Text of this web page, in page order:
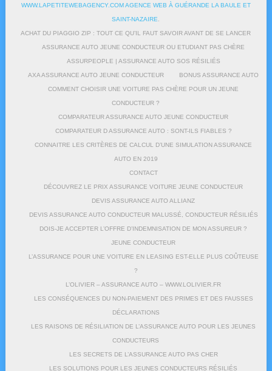
WWW.LAPETITEWEBAGENCY.COM AGENCE WEB À GUÉRANDE LA BAULE ET
SAINT-NAZAIRE
ACHAT DU PIAGGIO ZIP : TOUT CE QU’IL FAUT SAVOIR AVANT DE SE LANCER
ASSURANCE AUTO JEUNE CONDUCTEUR OU ETUDIANT PAS CHÈRE
ASSURPEOPLE | ASSURANCE AUTO SOS RÉSILIÉS
AXA ASSURANCE AUTO JEUNE CONDUCTEUR BONUS ASSURANCE AUTO
COMMENT CHOISIR UNE VOITURE PAS CHÈRE POUR UN JEUNE
CONDUCTEUR ?
COMPARATEUR ASSURANCE AUTO JEUNE CONDUCTEUR
COMPARATEUR D ASSURANCE AUTO : SONT-ILS FIABLES ?
CONNAITRE LES CRITÈRES DE CALCUL D’UNE SIMULATION ASSURANCE
AUTO EN 2019
CONTACT
DÉCOUVREZ LE PRIX ASSURANCE VOITURE JEUNE CONDUCTEUR
DEVIS ASSURANCE AUTO ALLIANZ
DEVIS ASSURANCE AUTO CONDUCTEUR MALUSSÉ, CONDUCTEUR RÉSILIÉS
DOIS-JE ACCEPTER L’OFFRE D’INDEMNISATION DE MON ASSUREUR ?
JEUNE CONDUCTEUR
L’ASSURANCE POUR UNE VOITURE EN LEASING EST-ELLE PLUS COÛTEUSE
?
L’OLIVIER – ASSURANCE AUTO – WWW.LOLIVIER.FR
LES CONSÉQUENCES DU NON-PAIEMENT DES PRIMES ET DES FAUSSES
DÉCLARATIONS
LES RAISONS DE RÉSILIATION DE L’ASSURANCE AUTO POUR LES JEUNES
CONDUCTEURS
LES SECRETS DE L’ASSURANCE AUTO PAS CHER
LES SOLUTIONS POUR LES JEUNES CONDUCTEURS RÉSILIÉS